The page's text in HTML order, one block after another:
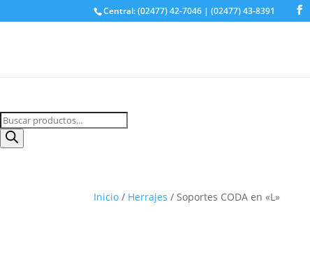
Central: (02477) 42-7046 | (02477) 43-8391
Búsqueda
de
productos
Inicio / Herrajes / Soportes CODA en «L»